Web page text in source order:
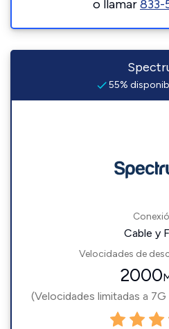
o llamar833-
55%
Cable y
Velocidades de
2000
(Velocidades limitadas a